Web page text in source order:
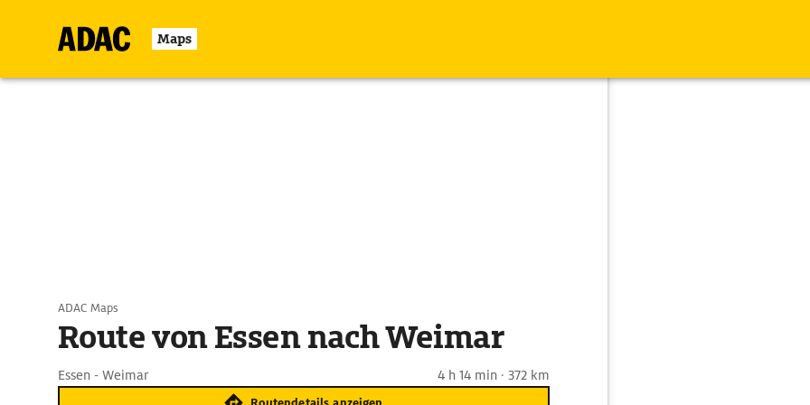
Maps
ADAC Maps
Route von Essen nach Weimar
Essen - Weimar 4 h 14 min · 372 km